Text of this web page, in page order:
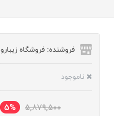
فروشنده: فروشگاه زیبارو
ناموجود
5,879,500
5%